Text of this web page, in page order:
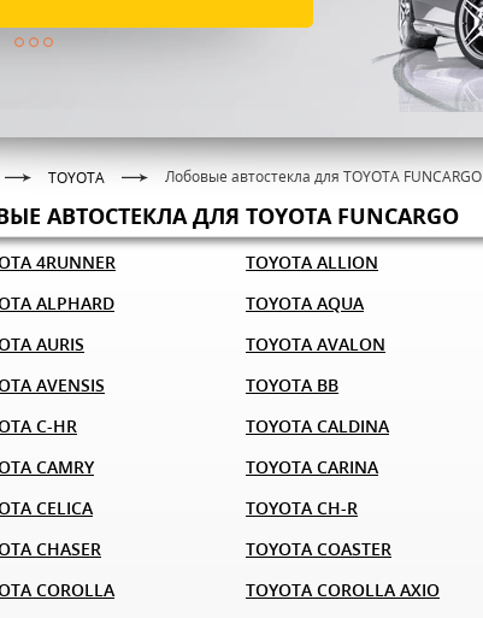
TOYOTA Лобовые автостекла для TOYOTA FUNCARGO
АВТОСТЕКЛА ДЛЯ TOYOTA FUNCARGO
4RUNNER
TOYOTA ALLION
ALPHARD
TOYOTA AQUA
AURIS
TOYOTA AVALON
AVENSIS
TOYOTA BB
C-HR
TOYOTA CALDINA
CAMRY
TOYOTA CARINA
CELICA
TOYOTA CH-R
CHASER
TOYOTA COASTER
COROLLA
TOYOTA COROLLA AXIO